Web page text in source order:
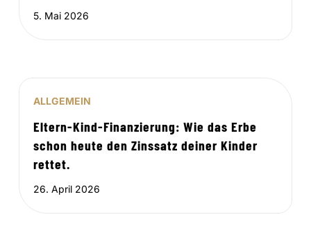
5. Mai 2026
ALLGEMEIN
Eltern-Kind-Finanzierung: Wie das Erbe
schon heute den Zinssatz deiner Kinder
rettet.
26. April 2026